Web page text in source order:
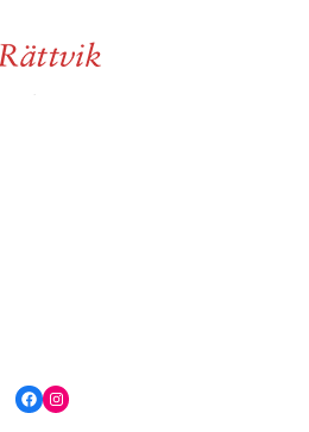
Facebook
Instagram